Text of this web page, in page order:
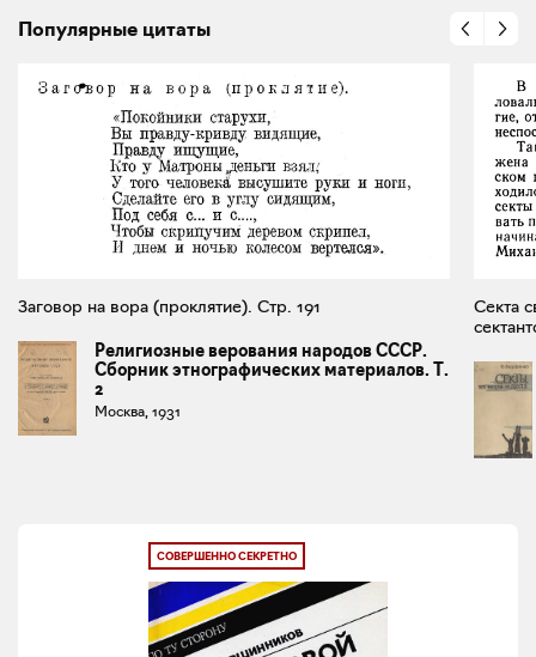
Популярные цитаты
Заговор на вора (проклятие). Стр. 191
Религиозные верования народов СССР.
Сборник этнографических материалов. Т.
2
Москва, 1931
Секта
СОВЕРШЕННО СЕКРЕТНО